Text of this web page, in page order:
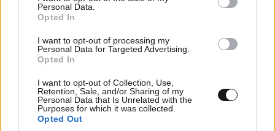
Personal Data.
Opted In
I want to opt-out of processing my
Personal Data for Targeted Advertising.
Opted In
I want to opt-out of Collection, Use,
Retention, Sale, and/or Sharing of my
Personal Data that Is Unrelated with the
Purposes for which it was collected.
Opted Out
LIFESTYLE08·08·2026 19:12
Εριέττα Κούρκουλου – Τα 33α γενέθλια και τα
ευτυχίας δεδομένη»